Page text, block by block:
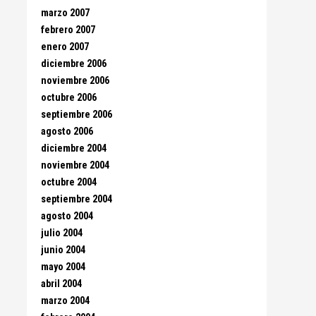
marzo 2007
febrero 2007
enero 2007
diciembre 2006
noviembre 2006
octubre 2006
septiembre 2006
agosto 2006
diciembre 2004
noviembre 2004
octubre 2004
septiembre 2004
agosto 2004
julio 2004
junio 2004
mayo 2004
abril 2004
marzo 2004